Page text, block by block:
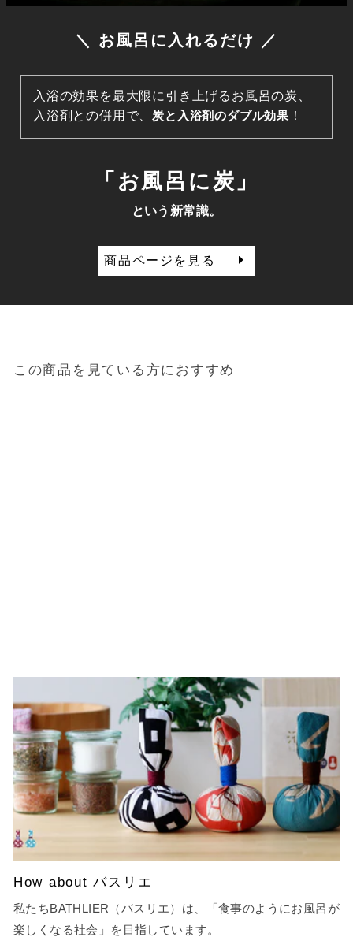
＼ お風呂に入れるだけ ／
入浴の効果を最大限に引き上げるお風呂の炭、
入浴剤との併用で、炭と入浴剤のダブル効果 ！
「お風呂に炭」
という新常識。
商品ページを見る
この商品を見ている方におすすめ
How about バスリエ
私たちBATHLIER（バスリエ）は、「食事のようにお風呂が
楽しくなる社会」を目指しています。